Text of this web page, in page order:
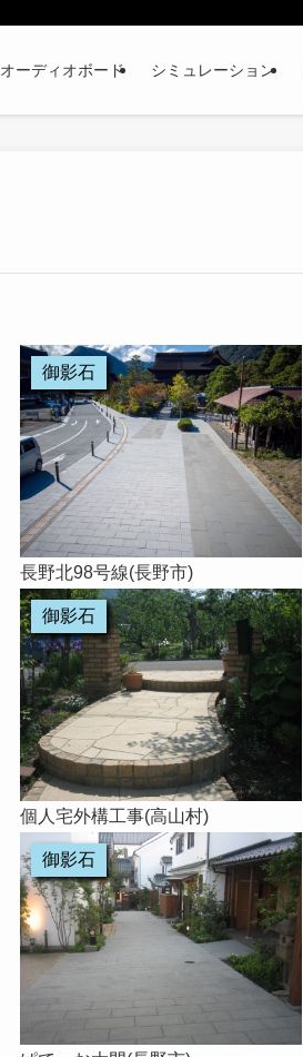
オーディオボード シミュレーション
長野北98号線(長野市)
御影石
個人宅外構工事(高山村)
御影石
御影石